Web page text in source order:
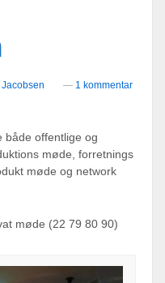
— 1 kommentar
både offentlige og
møde, forretnings
møde og network
møde (22 79 80 90)